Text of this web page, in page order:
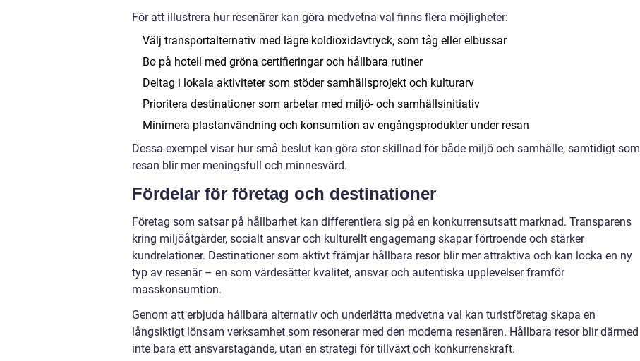
För att illustrera hur resenärer kan göra medvetna val finns flera möjligheter:
Välj transportalternativ med lägre koldioxidavtryck, som tåg eller elbussar
Bo på hotell med gröna certifieringar och hållbara rutiner
Deltag i lokala aktiviteter som stöder samhällsprojekt och kulturarv
Prioritera destinationer som arbetar med miljö- och samhällsinitiativ
Minimera plastanvändning och konsumtion av engångsprodukter under resan
Dessa exempel visar hur små beslut kan göra stor skillnad för både miljö och samhälle, samtidigt som
resan blir mer meningsfull och minnesvärd.
Fördelar för företag och destinationer
Företag som satsar på hållbarhet kan differentiera sig på en konkurrensutsatt marknad. Transparens
kring miljöåtgärder, socialt ansvar och kulturellt engagemang skapar förtroende och stärker
kundrelationer. Destinationer som aktivt främjar hållbara resor blir mer attraktiva och kan locka en ny
typ av resenär – en som värdesätter kvalitet, ansvar och autentiska upplevelser framför
masskonsumtion.
Genom att erbjuda hållbara alternativ och underlätta medvetna val kan turistföretag skapa en
långsiktigt lönsam verksamhet som resonerar med den moderna resenären. Hållbara resor blir därmed
inte bara ett ansvarstagande, utan en strategi för tillväxt och konkurrenskraft.